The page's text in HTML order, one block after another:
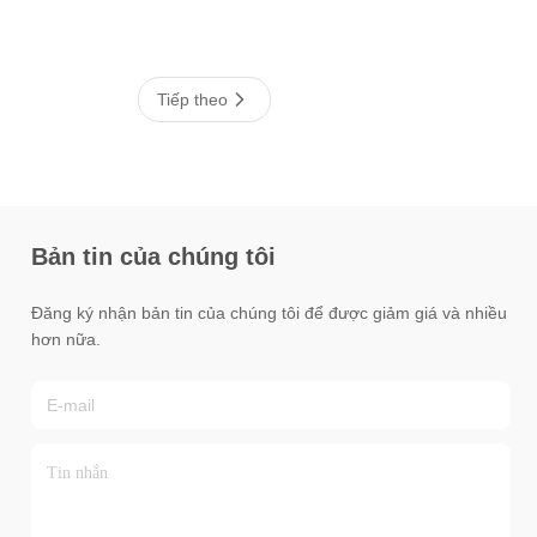
Tiếp theo
Bản tin của chúng tôi
Đăng ký nhận bản tin của chúng tôi để được giảm giá và nhiều
hơn nữa.